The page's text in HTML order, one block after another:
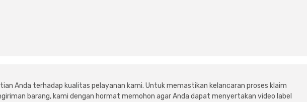
Anda terhadap kualitas pelayanan kami. Untuk memastikan kelancaran proses klaim
barang, kami dengan hormat memohon agar Anda dapat menyertakan video label